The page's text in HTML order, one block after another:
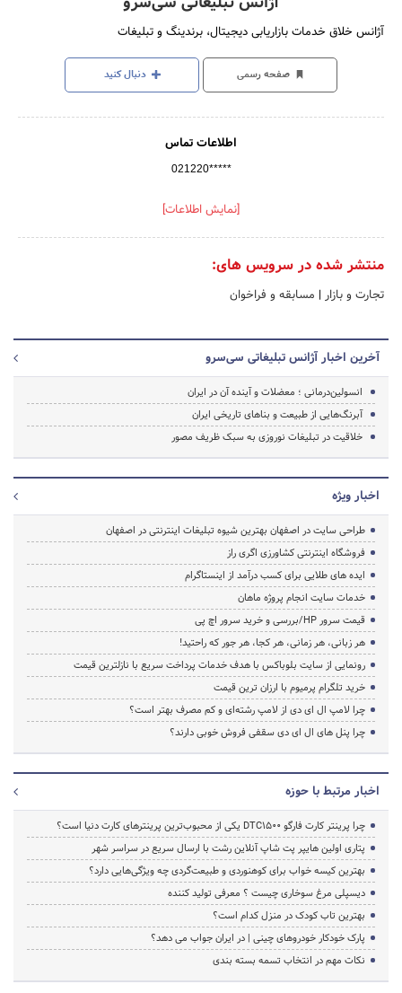
آژانس خلاق خدمات بازاریابی دیجیتال، برندینگ و تبلیغات
صفحه رسمی دنبال کنید
اطلاعات تماس
021220*****
[نمایش اطلاعات]
منتشر شده در سرویس های:
تجارت و بازار | مسابقه و فراخوان
آخرین اخبار آژانس تبلیغاتی سی‌سرو
انسولین‌درمانی ؛ معضلات و آینده آن در ایران
آبرنگ‌هایی از طبیعت و بناهای تاریخی ایران
خلاقیت در تبلیغات نوروزی به سبک ظریف مصور
اخبار ویژه
طراحی سایت در اصفهان بهترین شیوه تبلیغات اینترنتی در اصفهان
فروشگاه اینترنتی کشاورزی اگری راز
ایده های طلایی برای کسب درآمد از اینستاگرام
خدمات سایت انجام پروژه ماهان
قیمت سرور HP/بررسی و خرید سرور اچ پی
هر زبانی، هر زمانی، هر کجا، هر جور که راحتید!
رونمایی از سایت بلوباکس با هدف خدمات پرداخت سریع با نازلترین قیمت
خرید تلگرام پرمیوم با ارزان ترین قیمت
چرا لامپ ال ای دی از لامپ رشته‌ای و کم مصرف بهتر است؟
چرا پنل های ال ای دی سقفی فروش خوبی دارند؟
اخبار مرتبط با حوزه
چرا پرینتر کارت فارگو DTC1500 یکی از محبوب‌ترین پرینترهای کارت دنیا است؟
پتاری اولین هایپر پت شاپ آنلاین رشت با ارسال سریع در سراسر شهر
بهترین کیسه خواب برای کوهنوردی و طبیعت‌گردی چه ویژگی‌هایی دارد؟
دیسپلی مرغ سوخاری چیست ؟ معرفی تولید کننده
بهترین تاب کودک در منزل کدام است؟
پارک خودکار خودروهای چینی | در ایران جواب می دهد؟
نکات مهم در انتخاب تسمه بسته بندی